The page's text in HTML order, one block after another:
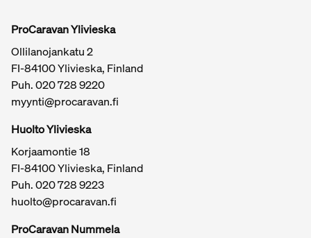
ProCaravan Ylivieska
Ollilanojankatu 2
FI-84100 Ylivieska, Finland
Puh.020 728 9220
myynti@procaravan.fi
Huolto Ylivieska
Korjaamontie 18
FI-84100 Ylivieska, Finland
Puh.020 728 9223
huolto@procaravan.fi
ProCaravan Nummela